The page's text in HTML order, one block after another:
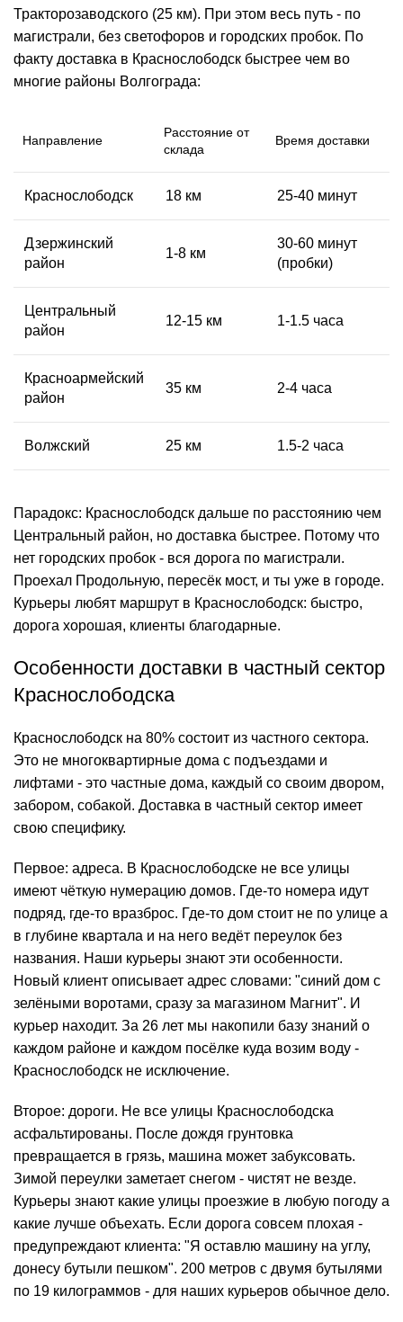
Тракторозаводского (25 км). При этом весь путь - по
магистрали, без светофоров и городских пробок. По
факту доставка в Краснослободск быстрее чем во
многие районы Волгограда:
Направление
Расстояние от
склада
Время доставки
Краснослободск 18 км 25-40 минут
Дзержинский
район
1-8 км
30-60 минут
(пробки)
Центральный
район
12-15 км 1-1.5 часа
Красноармейский
район
35 км 2-4 часа
Волжский 25 км 1.5-2 часа
Парадокс: Краснослободск дальше по расстоянию чем
Центральный район, но доставка быстрее. Потому что
нет городских пробок - вся дорога по магистрали.
Проехал Продольную, пересёк мост, и ты уже в городе.
Курьеры любят маршрут в Краснослободск: быстро,
дорога хорошая, клиенты благодарные.
Особенности доставки в частный сектор
Краснослободска
Краснослободск на 80% состоит из частного сектора.
Это не многоквартирные дома с подъездами и
лифтами - это частные дома, каждый со своим двором,
забором, собакой. Доставка в частный сектор имеет
свою специфику.
Первое: адреса. В Краснослободске не все улицы
имеют чёткую нумерацию домов. Где-то номера идут
подряд, где-то вразброс. Где-то дом стоит не по улице а
в глубине квартала и на него ведёт переулок без
названия. Наши курьеры знают эти особенности.
Новый клиент описывает адрес словами: "синий дом с
зелёными воротами, сразу за магазином Магнит". И
курьер находит. За 26 лет мы накопили базу знаний о
каждом районе и каждом посёлке куда возим воду -
Краснослободск не исключение.
Второе: дороги. Не все улицы Краснослободска
асфальтированы. После дождя грунтовка
превращается в грязь, машина может забуксовать.
Зимой переулки заметает снегом - чистят не везде.
Курьеры знают какие улицы проезжие в любую погоду а
какие лучше объехать. Если дорога совсем плохая -
предупреждают клиента: "Я оставлю машину на углу,
донесу бутыли пешком". 200 метров с двумя бутылями
по 19 килограммов - для наших курьеров обычное дело.